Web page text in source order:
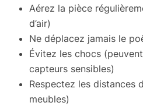
Aérez la pièce
d’air)
Ne déplacez jamais le
Évitez les chocs
capteurs sensibles)
Respectez les distances
meubles)